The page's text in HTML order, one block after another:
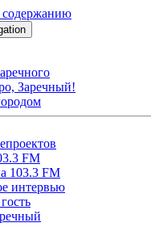
содержанию
Заречный!
FM
103.3 FM
интервью